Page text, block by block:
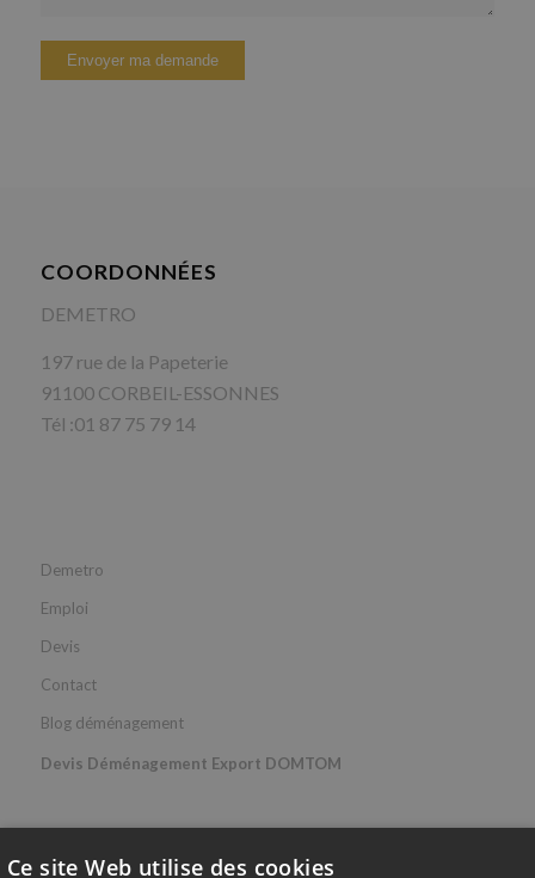
COORDONNÉES
DEMETRO
197 rue de la Papeterie
91100 CORBEIL-ESSONNES
Tél :01 87 75 79 14
Demetro
Emploi
Devis
Contact
Blog déménagement
Devis Déménagement Export DOMTOM
Ce site Web utilise des cookies